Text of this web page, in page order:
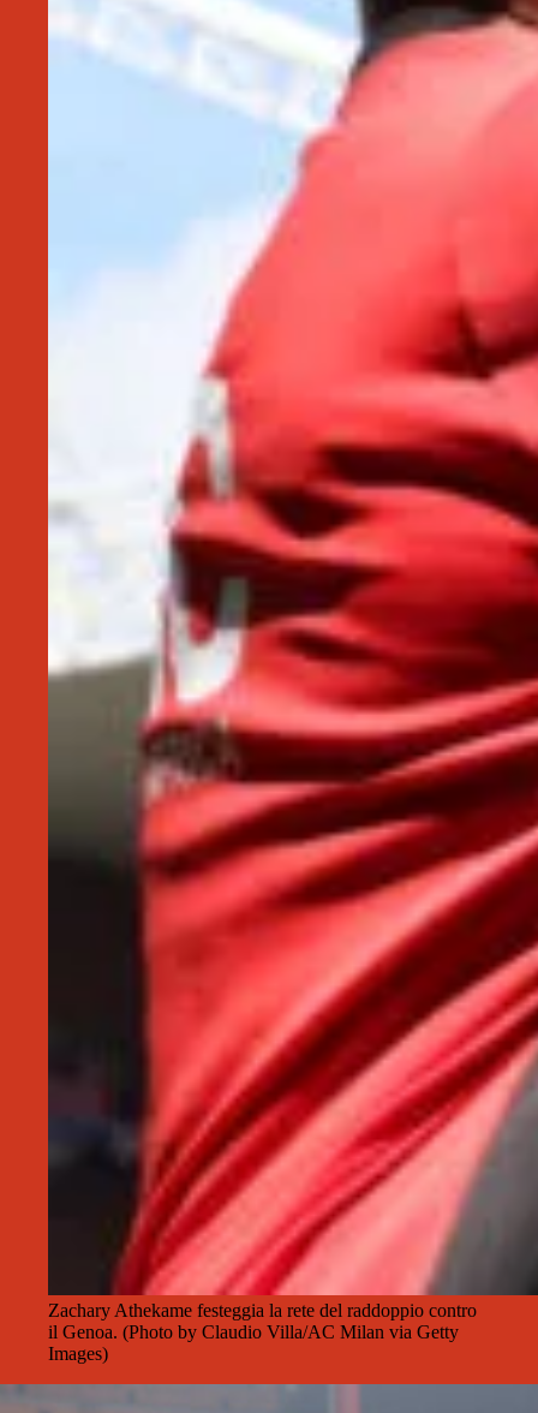
Zachary Athekame festeggia la rete del raddoppio contro
il Genoa. (Photo by Claudio Villa/AC Milan via Getty
Images)